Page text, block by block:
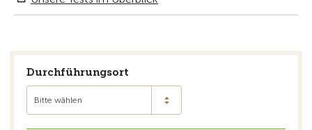
Durchführungsort
Bitte wählen